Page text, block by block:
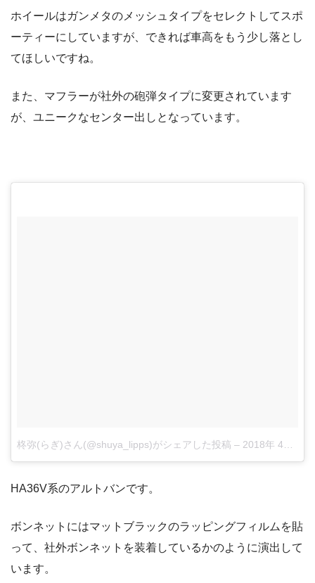
ホイールはガンメタのメッシュタイプをセレクトしてスポ
ーティーにしていますが、できれば車高をもう少し落とし
てほしいですね。
また、マフラーが社外の砲弾タイプに変更されています
が、ユニークなセンター出しとなっています。
柊弥(らぎ)さん(@shuya_lipps)がシェアした投稿 – 2018年 4月月8日午前5時04分PDT
HA36V系のアルトバンです。
ボンネットにはマットブラックのラッピングフィルムを貼
って、社外ボンネットを装着しているかのように演出して
います。